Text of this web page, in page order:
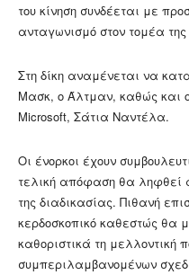
του κίνηση συνδέεται με
ανταγωνισμό στον τομέα της
Στη δίκη αναμένεται να
Μασκ, ο Άλτμαν, καθώς και
Microsoft, Σάτια Ναντέλα.
Οι ένορκοι έχουν
τελική απόφαση θα ληφθεί
της διαδικασίας. Πιθανή
κερδοσκοπικό καθεστώς θα
καθοριστικά τη μελλοντική
συμπεριλαμβανομένων